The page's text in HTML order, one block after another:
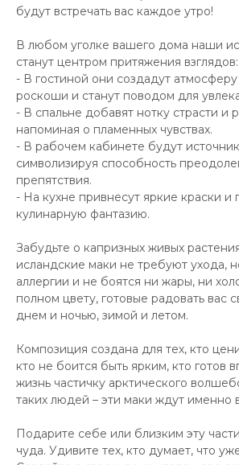
будут встречать вас каждое утро!
В любом уголке вашего дома наши
станут центром притяжения взглядов:
- В гостиной они создадут атмосферу
роскоши и станут поводом для
- В спальне добавят нотку страсти и
напоминая о пламенных чувствах.
- В рабочем кабинете будут
символизируя способность
препятствия.
- На кухне привнесут яркие краски и
кулинарную фантазию.
Забудьте о капризных живых
исландские маки не требуют ухода,
аллергии и не боятся ни жары, ни
полном цвету, готовые радовать вас
днем и ночью, зимой и летом.
Композиция создана для тех, кто
кто не боится быть ярким, кто готов
жизнь частичку арктического
таких людей – эти маки ждут именно
Подарите себе или близким эту
чуда. Удивите тех, кто думает, что